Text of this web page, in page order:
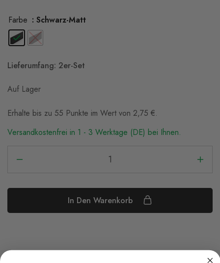
Farbe : Schwarz-Matt
Lieferumfang: 2er-Set
Auf Lager
Erhalte bis zu 55 Punkte im Wert von 2,75 €.
Versandkostenfrei in 1 - 3 Werktage (DE) bei Ihnen.
In Den Warenkorb